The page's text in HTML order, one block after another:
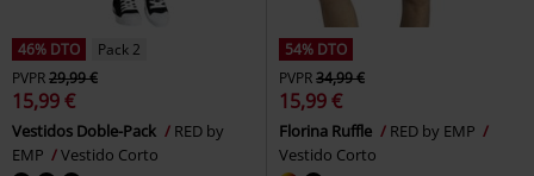
46% DTO
Pack 2
PVPR29,99 €
15,99 €
Vestidos Doble-Pack
RED by
EMP
Vestido Corto
54% DTO
PVPR34,99 €
15,99 €
Florina Ruffle
RED by EMP
Vestido Corto